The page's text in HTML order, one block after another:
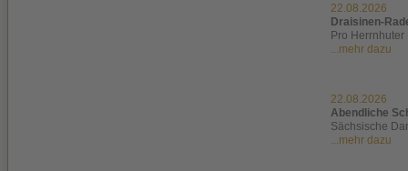
22.08.2026
Draisinen-
Pro Herrnhuter
...mehr dazu
22.08.2026
Abendliche
Sächsische
...mehr dazu